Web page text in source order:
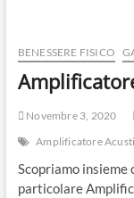
BENESSERE FISICO
Novembre 3, 2020
Amplificatore
Scopriamo insieme
particolare